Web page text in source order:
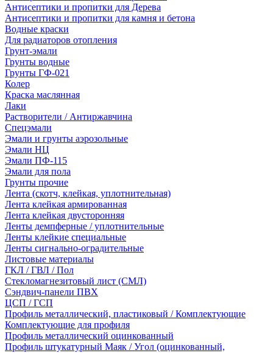
Антисептики и пропитки для Дерева
Антисептики и пропитки для камня и бетона
Водные краски
Для радиаторов отопления
Грунт-эмали
Грунты водные
Грунты ГФ-021
Колер
Краска маслянная
Лаки
Растворители / Антиржавчина
Спецэмали
Эмали и грунты аэрозольные
Эмали НЦ
Эмали ПФ-115
Эмали для пола
Грунты прочие
Лента (скотч, клейкая, уплотнительная)
Лента клейкая армированная
Лента клейкая двусторонняя
Ленты демпферные / уплотнительные
Ленты клейкие специальные
Ленты сигнально-оградительные
Листовые материалы
ГКЛ / ГВЛ / Пол
Стекломагнезитовый лист (СМЛ)
Сэндвич-панели ПВХ
ЦСП / ГСП
Профиль металлический, пластиковый / Комплектующие
Комплектующие для профиля
Профиль металлический оцинкованный
Профиль штукатурный Маяк / Угол (оцинкованный,